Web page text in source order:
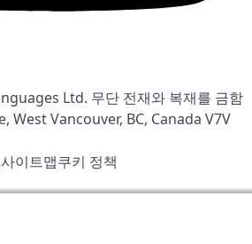
Ltd. 무단 전재와 복재를 금함
West Vancouver, BC, Canada V7V
사이트맵쿠키 정책